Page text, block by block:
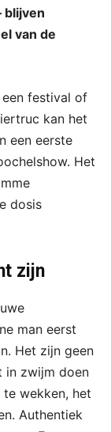
blijven
van de
festival of
kan het
een eerste
Het
dosis
zijn
man eerst
Het zijn geen
in zwijm doen
wekken, het
Authentiek